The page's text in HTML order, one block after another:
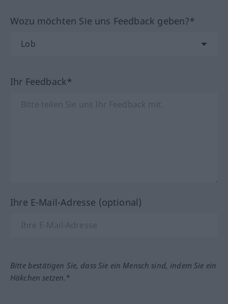
Wozu möchten Sie uns Feedback geben?*
Ihr Feedback*
Ihre E-Mail-Adresse (optional)
Bitte bestätigen Sie, dass Sie ein Mensch sind, indem Sie ein
Häkchen setzen.*